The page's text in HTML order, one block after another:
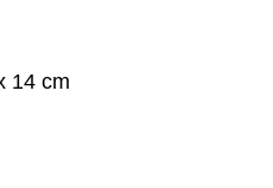
14 cm